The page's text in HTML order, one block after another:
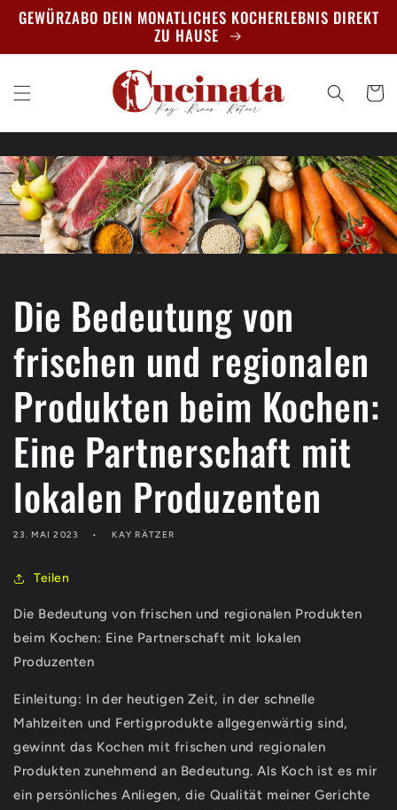
zum
GEWÜRZABO DEIN MONATLICHES KOCHERLEBNIS DIREKT
ZU HAUSE
Die Bedeutung von
frischen und regionalen
Produkten beim Kochen:
Eine Partnerschaft mit
lokalen Produzenten
23. MAI 2023 KAY RÄTZER
Teilen
Die Bedeutung von frischen und regionalen Produkten
beim Kochen: Eine Partnerschaft mit lokalen
Produzenten
Einleitung: In der heutigen Zeit, in der schnelle
Mahlzeiten und Fertigprodukte allgegenwärtig sind,
gewinnt das Kochen mit frischen und regionalen
Produkten zunehmend an Bedeutung. Als Koch ist es mir
ein persönliches Anliegen, die Qualität meiner Gerichte